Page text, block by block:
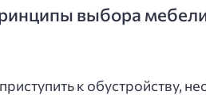
выбора
к обустройству,